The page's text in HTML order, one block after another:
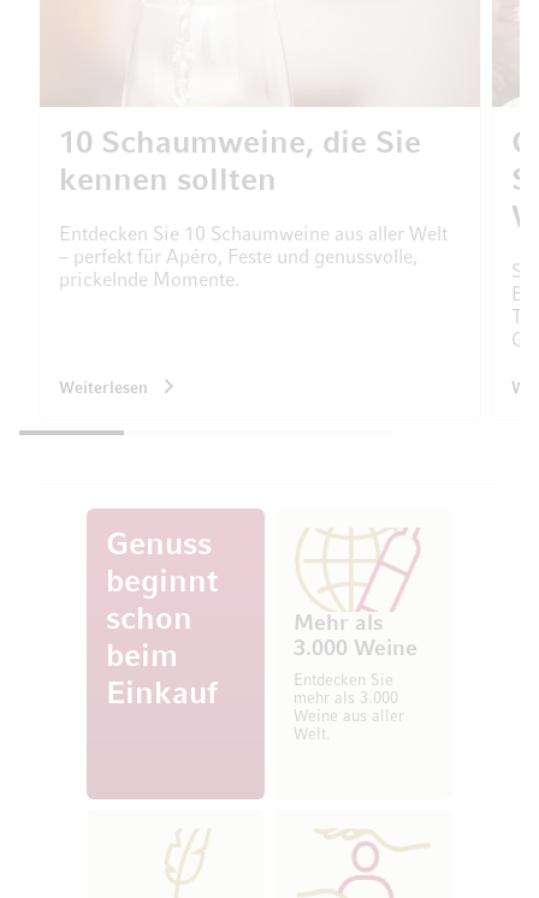
10 Schaumweine, die Sie
kennen sollten
Entdecken Sie 10 Schaumweine aus aller Welt
– perfekt für Apéro, Feste und genussvolle,
prickelnde Momente.
Weiterlesen
So
Genuss
beginnt
schon
beim
Einkauf
Mehr als
3.000 Weine
Entdecken Sie
mehr als 3.000
Weine aus aller
Welt.